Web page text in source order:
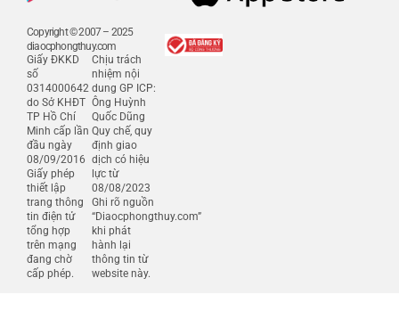
Copyright © 2007 – 2025
diaocphongthuy.com
Giấy ĐKKD
số
0314000642
do Sở KHĐT
TP Hồ Chí
Minh cấp lần
đầu ngày
08/09/2016
Giấy phép
thiết lập
trang thông
tin điện tử
tổng hợp
trên mạng
đang chờ
cấp phép.
Chịu trách
nhiệm nội
dung GP ICP:
Ông Huỳnh
Quốc Dũng
Quy chế, quy
định giao
dịch có hiệu
lực từ
08/08/2023
Ghi rõ nguồn
“Diaocphongthuy.com”
khi phát
hành lại
thông tin từ
website này.